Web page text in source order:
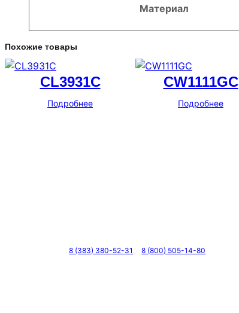
Материал
Похожие товары
CL3931C
Подробнее
CW1111GC
Подробнее
8 (383) 380-52-31 8 (800) 505-14-80